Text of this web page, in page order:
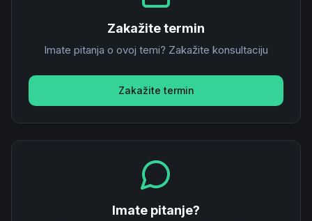
Zakažite termin
Imate pitanja o ovoj temi? Zakažite konsultaciju
Zakažite termin
Imate pitanje?